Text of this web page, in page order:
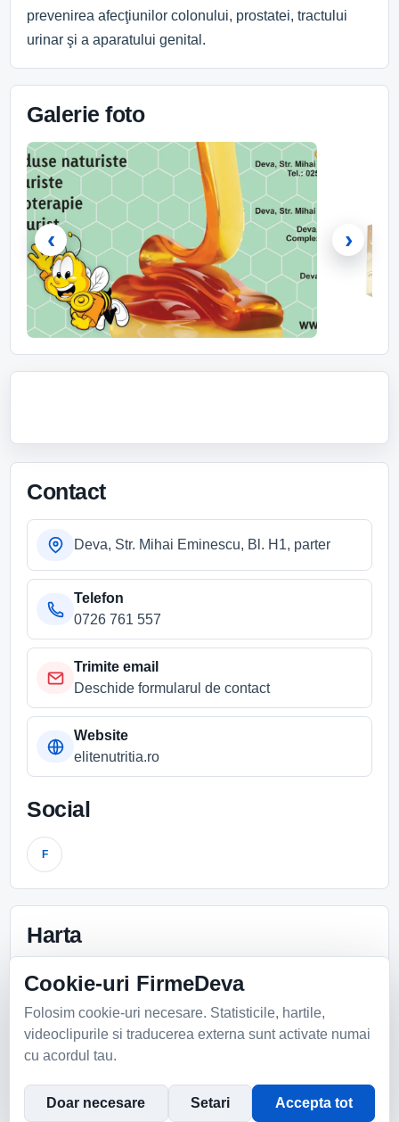
prevenirea afecţiunilor colonului, prostatei, tractului
urinar şi a aparatului genital.
Galerie foto
‹ ›
Contact
Deva, Str. Mihai Eminescu, Bl. H1, parter
Telefon
0726 761 557
Trimite email
Deschide formularul de contact
Website
elitenutritia.ro
Social
F
Harta
Harta Google
Accepta continutul extern pentru a incarca harta.
Deschide in Google Maps ›
Cookie-uri FirmeDeva
Folosim cookie-uri necesare. Statisticile, hartile,
videoclipurile si traducerea externa sunt activate numai
cu acordul tau.
Doar necesare Setari Accepta tot